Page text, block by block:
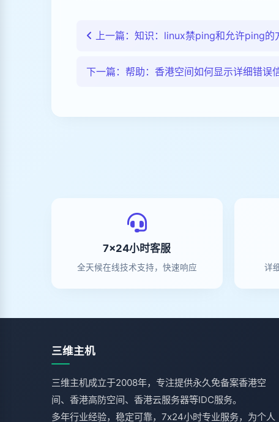
上一篇：知识：linux禁ping和允许ping的
下一篇：帮助：香港空间如何显示详细错误
7×24小时客服
全天候在线技术支持，快速响应 详
三维主机
三维主机成立于2008年，专注提供永久免备案香港空
间、香港高防空间、香港云服务器等IDC服务。
多年行业经验，稳定可靠，7x24小时专业服务，为个人